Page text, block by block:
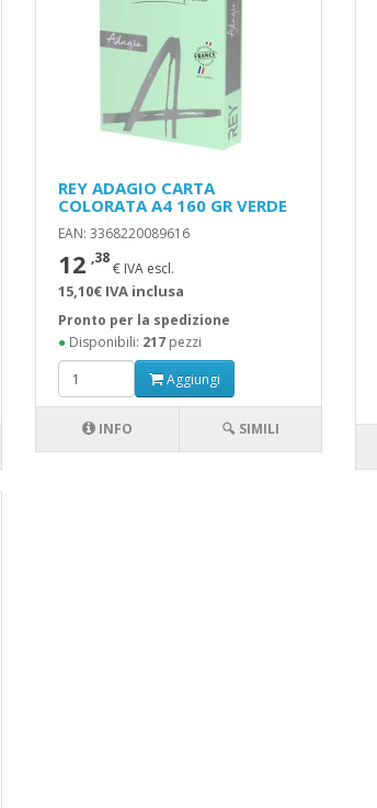
REY ADAGIO CARTA
COLORATA A4 160 GR VERDE
EAN: 3368220089616
12 ,38
€ IVA escl.
15,10€ IVA inclusa
Pronto per la spedizione
●Disponibili: 217pezzi
Aggiungi
INFO 🔍 SIMILI